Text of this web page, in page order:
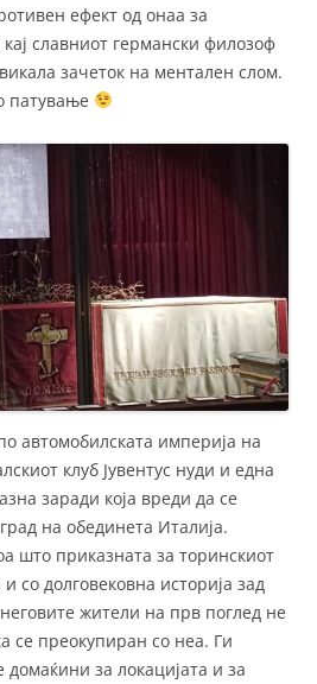
ефект од онаа за
кај славниот германски филозоф
зачеток на ментален слом.
патување
автомобилската империја на
клуб Јувентус нуди и една
заради која вреди да се
на обединета Италија.
што приказната за торинскиот
со долговековна историја зад
жители на прв поглед не
се преокупиран со неа. Ги
за локацијата и за